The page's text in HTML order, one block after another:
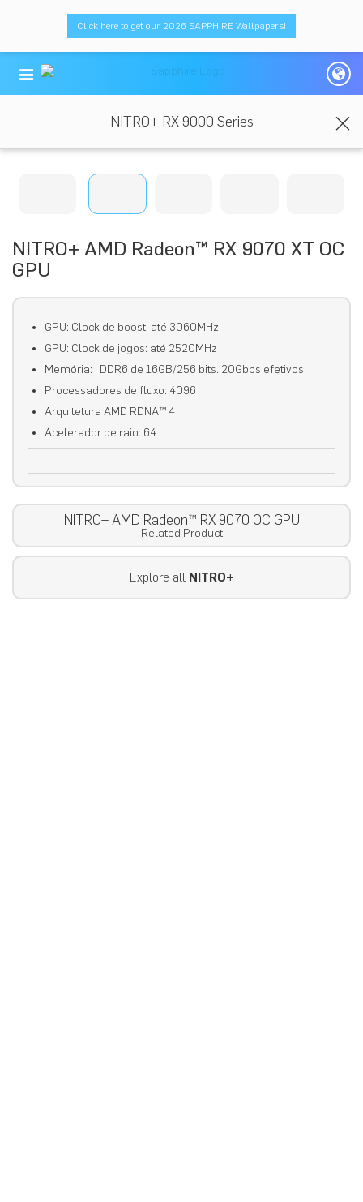
Click here to get our 2026 SAPPHIRE Wallpapers!
NITRO+ RX 9000 Series
NITRO+ AMD Radeon™ RX 9070 XT OC
GPU
GPU: Clock de boost: até 3060MHz
GPU: Clock de jogos: até 2520MHz
Memória: DDR6 de 16GB/256 bits. 20Gbps efetivos
Processadores de fluxo: 4096
Arquitetura AMD RDNA™ 4
Acelerador de raio: 64
NITRO+ AMD Radeon™ RX 9070 OC GPU
Related Product
Explore all NITRO+